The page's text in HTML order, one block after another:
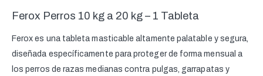
Ferox Perros 10 kg a 20 kg – 1 Tableta
Ferox es una tableta masticable altamente palatable y segura,
diseñada específicamente para proteger de forma mensual a
los perros de razas medianas contra pulgas, garrapatas y